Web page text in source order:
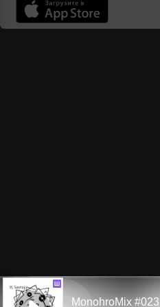
Ш
MonohroMix #023